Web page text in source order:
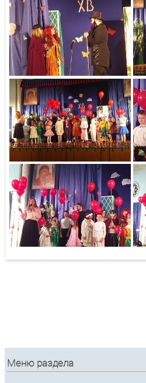
Меню раздела